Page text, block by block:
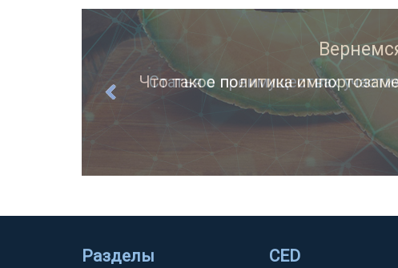
Статья о преимуществах
Разделы CED